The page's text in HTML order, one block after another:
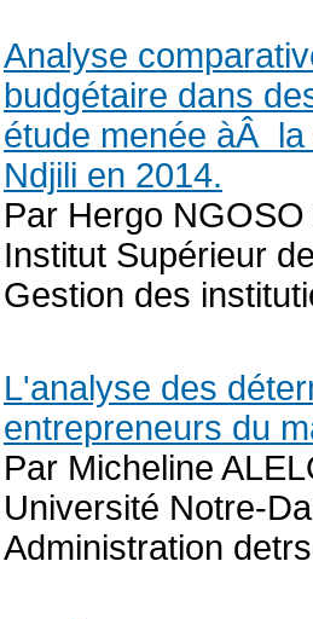
Analyse
budgétaire dans
étude menée àÂ la
Ndjili en 2014.
Par Hergo NGOSO
Institut Supérieur
Gestion des
L'analyse des
entrepreneurs du
Par Micheline
Université Notre-
Administration